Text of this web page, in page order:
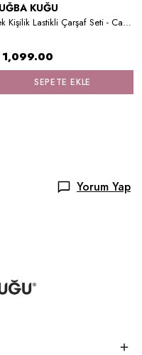
KUĞU
Tek Kişilik Lastikli Çarşaf Seti - Cartoon Serisi - Toy Story Patchwork
SEPETE EKLE
Yorum Yap